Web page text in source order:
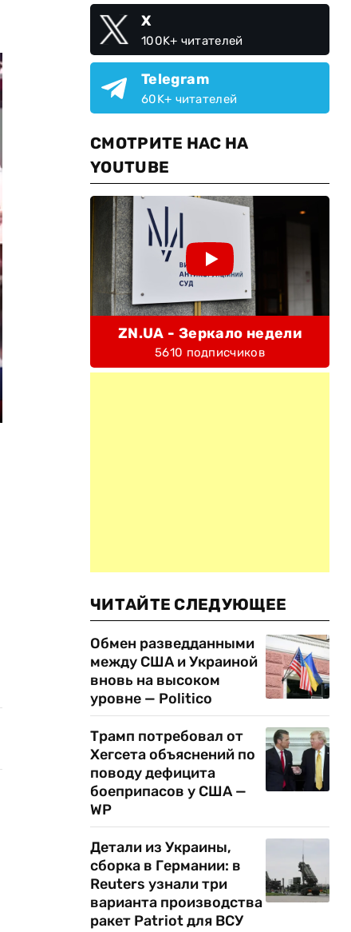
X
100K+ читателей
Telegram
60K+ читателей
СМОТРИТЕ НАС НА
YOUTUBE
ZN.UA - Зеркало недели
5610 подписчиков
ЧИТАЙТЕ СЛЕДУЮЩЕЕ
Обмен разведданными
между США и Украиной
вновь на высоком
уровне — Politico
Трамп потребовал от
Хегсета объяснений по
поводу дефицита
боеприпасов у США —
WP
Детали из Украины,
сборка в Германии: в
Reuters узнали три
варианта производства
ракет Patriot для ВСУ